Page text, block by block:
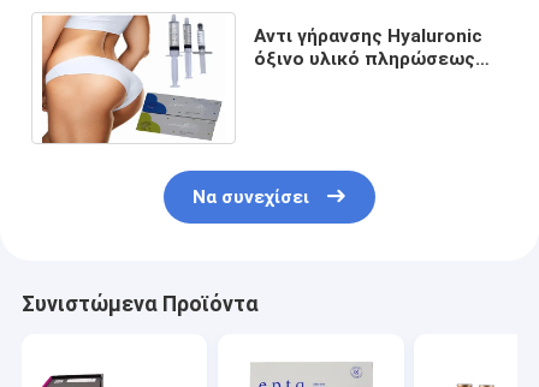
Αντι γήρανσης Hyaluronic
όξινο υλικό πληρώσεως
Να συνεχίσει
Συνιστώμενα Προϊόντα